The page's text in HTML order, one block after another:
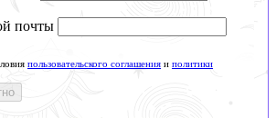
почты
пользовательского соглашения и политики